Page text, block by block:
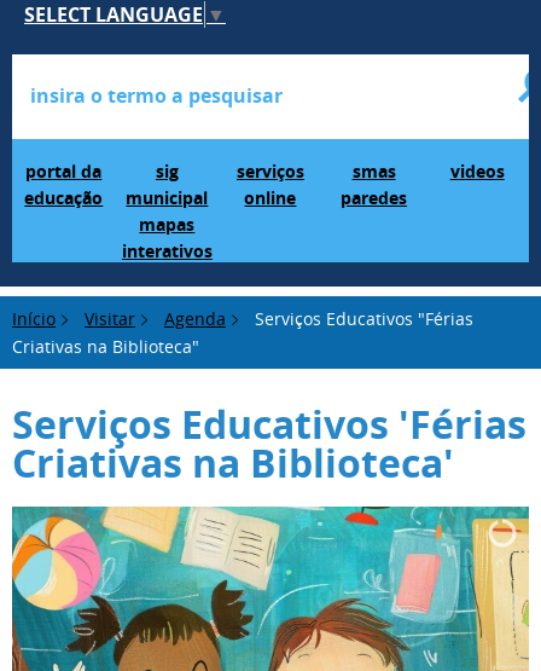
SELECT LANGUAGE ▼
portal da
educação
sig
municipal
mapas
interativos
serviços
online
smas
paredes
videos
Início Visitar Agenda
Serviços Educativos "Férias
Criativas na Biblioteca"
Serviços Educativos 'Férias
Criativas na Biblioteca'